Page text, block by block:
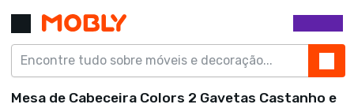
Mesa de Cabeceira Colors 2 Gavetas Castanho e